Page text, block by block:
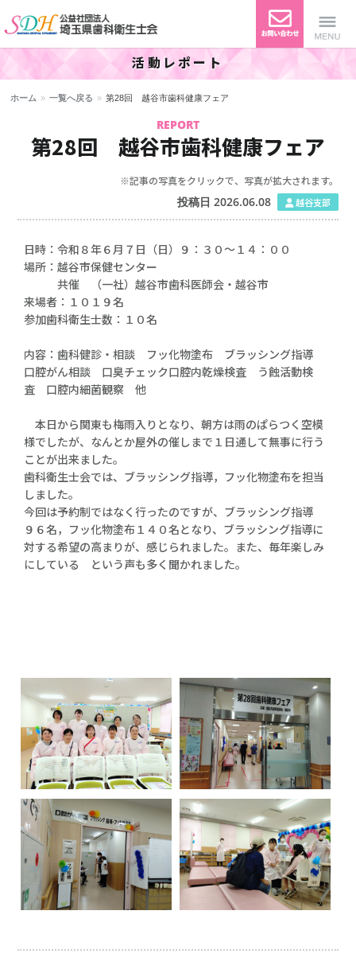
公益社団法人 埼玉県歯科衛生 Menu
活動レポート
ホーム » 一覧へ戻る » 第28回 越谷市歯科健康フェア
REPORT
第28回 越谷市歯科健康フェア
※記事の写真をクリックで、写真が拡大されます。
越谷支部
投稿日 2026.06.08
日時：令和８年６月７日（日）９：３０～１４：００
場所：越谷市保健センター
共催 （一社）越谷市歯科医師会・越谷市
来場者：１０１９名
参加歯科衛生士数：１０名
内容：歯科健診・相談 フッ化物塗布 ブラッシング指導
口腔がん相談 口臭チェック口腔内乾燥検査 う蝕活動検
査 口腔内細菌観察 他
本日から関東も梅雨入りとなり、朝方は雨のぱらつく空模
様でしたが、なんとか屋外の催しまで１日通して無事に行う
ことが出来ました。
歯科衛生士会では、ブラッシング指導，フッ化物塗布を担当
しました。
今回は予約制ではなく行ったのですが、ブラッシング指導
９６名，フッ化物塗布１４０名となり、ブラッシング指導に
対する希望の高まりが、感じられました。また、毎年楽しみ
にしている という声も多く聞かれました。